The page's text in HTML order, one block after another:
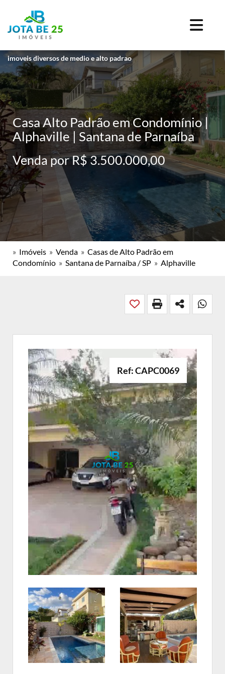
imoveis diversos de medio e alto padrao
Casa Alto Padrão em Condomínio |
Alphaville | Santana de Parnaíba
Venda por R$ 3.500.000,00
» Imóveis » Venda » Casas de Alto Padrão em
Condomínio » Santana de Parnaíba / SP » Alphaville
Ref: CAPC0069